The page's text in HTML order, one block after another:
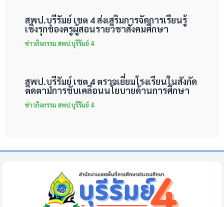
สพป.บุรีรัมย์ เขต 4 ส่งเสริมการจัดการเรียนรู้
เชิงรุกของครูผู้สอนรายวิชาสังคมศึกษา
ข่าวกิจกรรม สพป.บุรีรัมย์ 4
สพป.บุรีรัมย์ เขต 4 ตรวจเยี่ยมโรงเรียนในสังกัด
ติดตามการขับเคลื่อนนโยบายด้านการศึกษา
ข่าวกิจกรรม สพป.บุรีรัมย์ 4